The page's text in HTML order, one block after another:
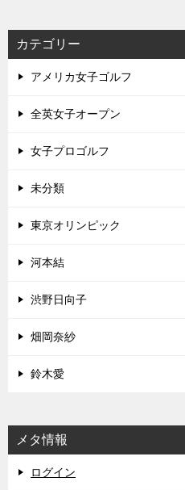
カテゴリー
アメリカ女子ゴルフ
全英女子オープン
女子プロゴルフ
未分類
東京オリンピック
河本結
渋野日向子
畑岡奈紗
鈴木愛
メタ情報
ログイン